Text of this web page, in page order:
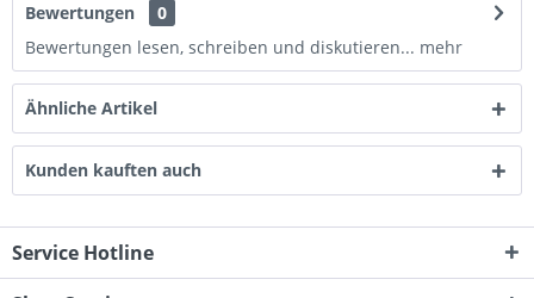
Bewertungen
0
Bewertungen lesen, schreiben und diskutieren... mehr
Ähnliche Artikel
Kunden kauften auch
Service Hotline